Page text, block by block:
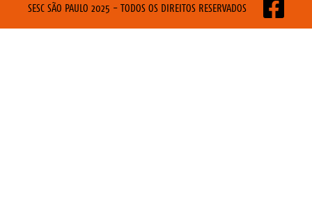
SESC SÃO PAULO 2025 - TODOS OS DIREITOS RESERVADOS